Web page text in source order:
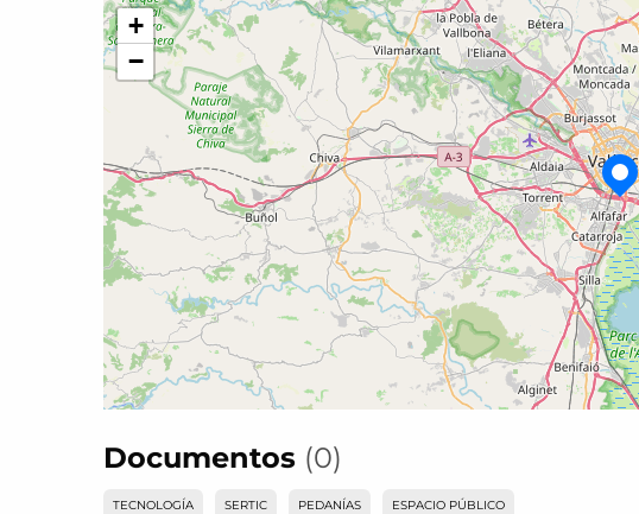
+
−
Documentos (0)
TECNOLOGÍA SERTIC PEDANÍAS ESPACIO PÚBLICO